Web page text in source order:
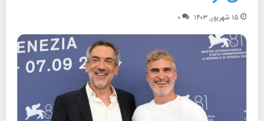
۱۵ شهریور, ۱۴۰۳ ۰